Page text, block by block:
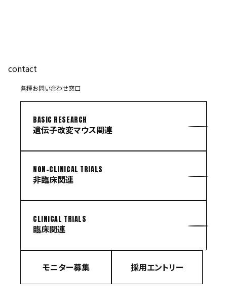
contact
各種お問い合わせ窓口
遺伝子改変マウス関連
BASIC RESEARCH
非臨床関連
NON-CLINICAL TRIALS
臨床関連
CLINICAL TRIALS
モニター募集 採用エントリー